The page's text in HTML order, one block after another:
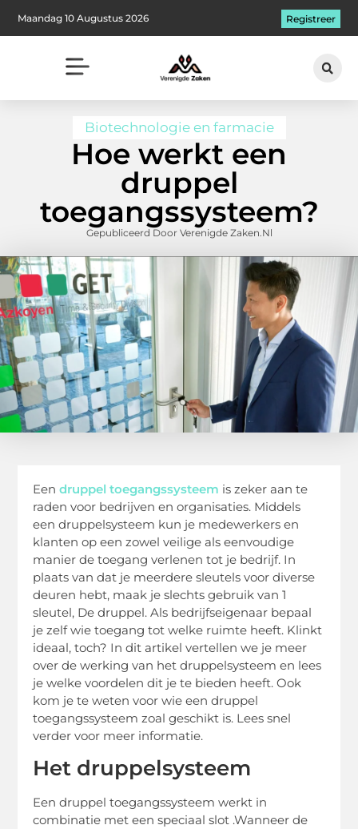
Maandag 10 Augustus 2026 Registreer
Biotechnologie en farmacie
Hoe werkt een
druppel
toegangssysteem?
Gepubliceerd Door Verenigde Zaken.nl
Eendruppel toegangssysteem is zeker aan te
raden voor bedrijven en organisaties. Middels
een druppelsysteem kun je medewerkers en
klanten op een zowel veilige als eenvoudige
manier de toegang verlenen tot je bedrijf. In
plaats van dat je meerdere sleutels voor diverse
deuren hebt, maak je slechts gebruik van 1
sleutel, De druppel. Als bedrijfseigenaar bepaal
je zelf wie toegang tot welke ruimte heeft. Klinkt
ideaal, toch? In dit artikel vertellen we je meer
over de werking van het druppelsysteem en lees
je welke voordelen dit je te bieden heeft. Ook
kom je te weten voor wie een druppel
toegangssysteem zoal geschikt is. Lees snel
verder voor meer informatie.
Het druppelsysteem
Een druppel toegangssysteem werkt in
combinatie met een speciaal slot .Wanneer de